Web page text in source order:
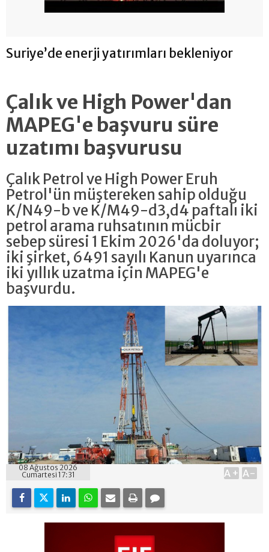
Suriye’de enerji yatırımları bekleniyor
Çalık ve High Power'dan
MAPEG'e başvuru süre
uzatımı başvurusu
Çalık Petrol ve High Power Eruh
Petrol'ün müştereken sahip olduğu
K/N49-b ve K/M49-d3,d4 paftalı iki
petrol arama ruhsatının mücbir
sebep süresi 1 Ekim 2026'da doluyor;
iki şirket, 6491 sayılı Kanun uyarınca
iki yıllık uzatma için MAPEG'e
başvurdu.
08 Ağustos 2026
Cumartesi 17:31
A+ A-